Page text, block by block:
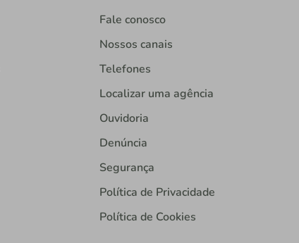
Fale conosco
Nossos canais
Telefones
Localizar uma agência
Ouvidoria
Denúncia
Segurança
Política de Privacidade
Política de Cookies